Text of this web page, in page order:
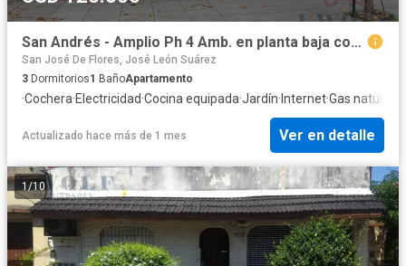
San Andrés - Amplio Ph 4 Amb. en planta baja con parque.
San José De Flores, José León Suárez
3 Dormitorios1 BañoApartamento
·Cochera·Electricidad·Cocina equipada·Jardín· Internet·Gas natural
Actualizado hace más de 1 mes Ver en detalle
1 /10